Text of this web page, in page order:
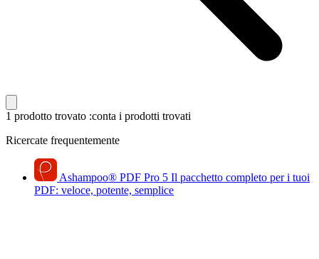
1 prodotto trovato :conta i prodotti trovati
Ricercate frequentemente
Ashampoo® PDF Pro 5 Il pacchetto completo per i tuoi
PDF: veloce, potente, semplice